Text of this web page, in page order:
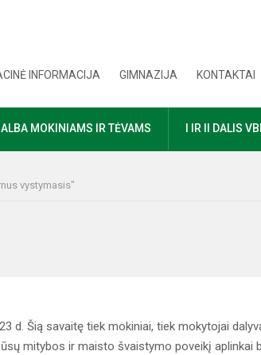
INFORMACIJA GIMNAZIJA KONTAKTAI
MOKINIAMS IR TĖVAMS I IR II DALIS
vystymasis"
d. Šią savaitę tiek mokiniai, tiek mokytojai
mitybos ir maisto švaistymo poveikį aplinkai